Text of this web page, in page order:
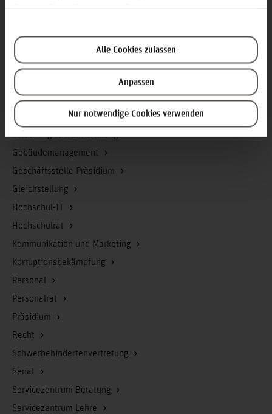
Alle Cookies zulassen
Anpassen
Nur notwendige Cookies verwenden
Bibliothek
Campusmanagement
Datenschutz
Existenzgründung
Finanzmanagement
Forschung und Entwicklung
Gebäudemanagement
Geschäftsstelle Präsidium
Gleichstellung
Hochschul-IT
Hochschulrat
Kommunikation und Marketing
Korruptionsbekämpfung
Personal
Personalrat
Präsidium
Recht
Schwerbehindertenvertretung
Senat
Servicezentrum Beratung
Servicezentrum Lehre